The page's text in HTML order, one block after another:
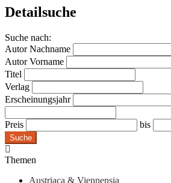
Detailsuche
Suche nach:
Autor Nachname
Autor Vorname
Titel
Verlag
Erscheinungsjahr
Preis bis
Suche
Themen
Austriaca & Viennensia